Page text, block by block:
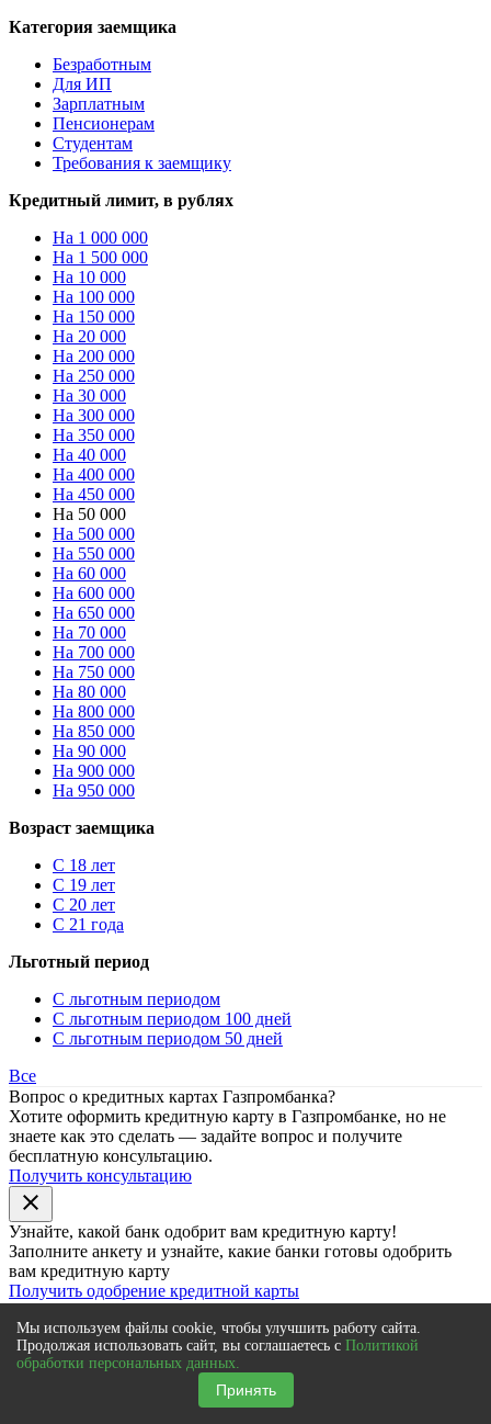
Категория заемщика
Безработным
Для ИП
Зарплатным
Пенсионерам
Студентам
Требования к заемщику
Кредитный лимит, в рублях
На 1 000 000
На 1 500 000
На 10 000
На 100 000
На 150 000
На 20 000
На 200 000
На 250 000
На 30 000
На 300 000
На 350 000
На 40 000
На 400 000
На 450 000
На 50 000
На 500 000
На 550 000
На 60 000
На 600 000
На 650 000
На 70 000
На 700 000
На 750 000
На 80 000
На 800 000
На 850 000
На 90 000
На 900 000
На 950 000
Возраст заемщика
С 18 лет
С 19 лет
С 20 лет
С 21 года
Льготный период
С льготным периодом
С льготным периодом 100 дней
С льготным периодом 50 дней
Все
Вопрос о кредитных картах Газпромбанка?
Хотите оформить кредитную карту в Газпромбанке, но не
знаете как это сделать — задайте вопрос и получите
бесплатную консультацию.
Получить консультацию
close
Узнайте, какой банк одобрит вам кредитную карту!
Заполните анкету и узнайте, какие банки готовы одобрить
вам кредитную карту
Получить одобрение кредитной карты
Поиск предложений банков
Мы используем файлы cookie, чтобы улучшить работу сайта.
Продолжая использовать сайт, вы соглашаетесь с Политикой
обработки персональных данных.
Принять